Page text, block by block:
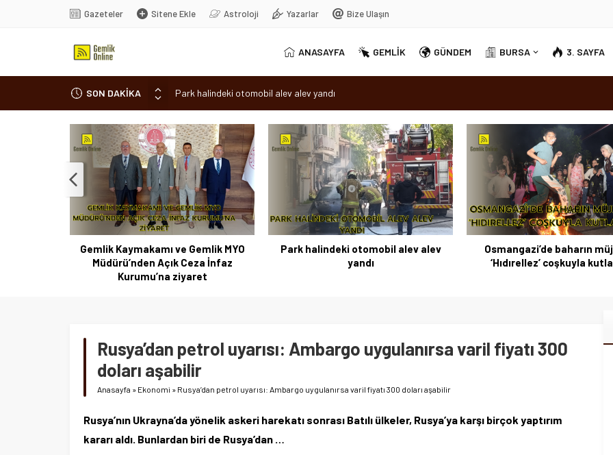
Gazeteler Sitene Ekle Astroloji Yazarlar Bize Ulaşın
ANASAYFA GEMLİK GÜNDEM BURSA 3. SAYFA
SON DAKİKA
Park halindeki otomobil alev alev yandı
Osmangazi’de baharın müjdesi ‘Hıdırellez’ coşkuyla kutlandı
7 aylık hamileyken evden çıktı, sırra kadem bastı
Nilüfer’de ruhsat süreçlerinde “Ortak Akıl” dönemi
Romanya’da Hıdırellez Coşkusu
Gemlik Kaymakamı ve Gemlik MYO
Müdürü’nden Açık Ceza İnfaz
Kurumu’na ziyaret
Park halindeki otomobil alev alev
yandı
Osmangazi’de baharın
‘Hıdırellez’ coşkuyla
Rusya’dan petrol uyarısı: Ambargo uygulanırsa varil fiyatı 300
doları aşabilir
Anasayfa » Ekonomi » Rusya’dan petrol uyarısı: Ambargo uygulanırsa varil fiyatı 300 doları aşabilir
Rusya’nın Ukrayna’da yönelik askeri harekatı sonrası Batılı ülkeler, Rusya’ya karşı birçok yaptırım
kararı aldı. Bunlardan biri de Rusya’dan …